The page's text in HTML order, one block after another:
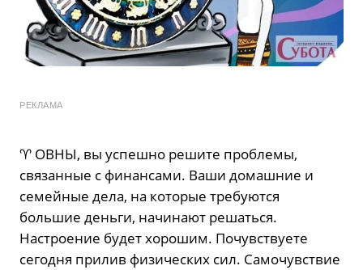
РЕКЛАМА
♈️ ОВНЫ, вы успешно решите проблемы,
связанные с финансами. Ваши домашние и
семейные дела, на которые требуются
большие деньги, начинают решаться.
Настроение будет хорошим. Почувствуете
сегодня прилив физических сил. Самочувствие